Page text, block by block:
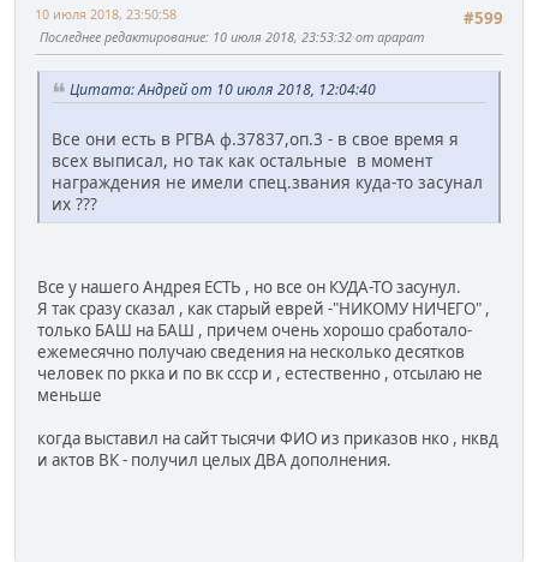
#599
10 июля 2018, 23:50:58
Последнее редактирование: 10 июля 2018, 23:53:32 от арарат
Цитата: Андрей от 10 июля 2018, 12:04:40
Все они есть в РГВА ф.37837,оп.3 - в свое время я
всех выписал, но так как остальные в момент
награждения не имели спец.звания куда-то засунал
их ???
Все у нашего Андрея ЕСТЬ , но все он КУДА-ТО засунул.
Я так сразу сказал , как старый еврей -"НИКОМУ НИЧЕГО" ,
только БАШ на БАШ , причем очень хорошо сработало-
ежемесячно получаю сведения на несколько десятков
человек по ркка и по вк ссср и , естественно , отсылаю не
меньше
когда выставил на сайт тысячи ФИО из приказов нко , нквд
и актов ВК - получил целых ДВА дополнения.